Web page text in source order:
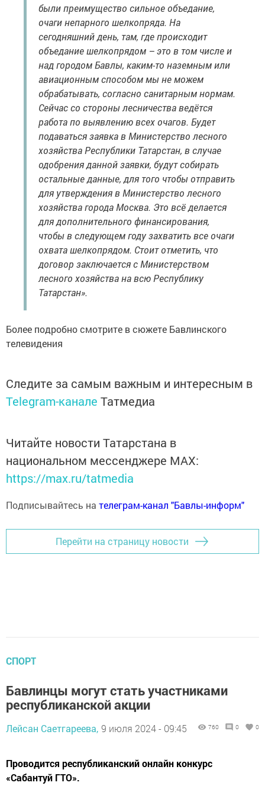
были преимущество сильное объедание,
очаги непарного шелкопряда. На
сегодняшний день, там, где происходит
объедание шелкопрядом – это в том числе и
над городом Бавлы, каким-то наземным или
авиационным способом мы не можем
обрабатывать, согласно санитарным нормам.
Сейчас со стороны лесничества ведётся
работа по выявлению всех очагов. Будет
подаваться заявка в Министерство лесного
хозяйства Республики Татарстан, в случае
одобрения данной заявки, будут собирать
остальные данные, для того чтобы отправить
для утверждения в Министерство лесного
хозяйства города Москва. Это всё делается
для дополнительного финансирования,
чтобы в следующем году захватить все очаги
охвата шелкопрядом. Стоит отметить, что
договор заключается с Министерством
лесного хозяйства на всю Республику
Татарстан».
Более подробно смотрите в сюжете Бавлинского
телевидения
Следите за самым важным и интересным в
Telegram-канале Татмедиа
Читайте новости Татарстана в
национальном мессенджере MАХ:
https://max.ru/tatmedia
Подписывайтесь на телеграм-канал "Бавлы-информ"
Перейти на страницу новости
СПОРТ
Бавлинцы могут стать участниками
республиканской акции
Лейсан Саетгареева, 9 июля 2024 - 09:45 760 0 0
Проводится республиканский онлайн конкурс
«Сабантуй ГТО».